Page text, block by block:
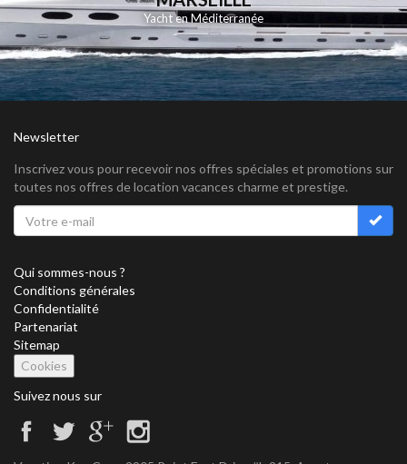
Yacht en Méditerranée
Newsletter
Inscrivez vous pour recevoir nos offres spéciales et promotions sur
toutes nos offres de location vacances charme et prestige.
Qui sommes-nous ?
Conditions générales
Confidentialité
Partenariat
Sitemap
Cookies
Suivez nous sur